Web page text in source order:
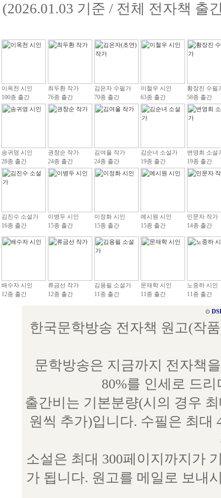
(2026.01.03 기준 / 전체 전자책 출
이옥천 시인
100종 출간
최두환 작가
76종 출간
김은자 수필가
70종 출간
이철우 시인
63종 출간
황장진 수필
58종 출간
송귀영 시인
28종 출간
권창순 작가
24종 출간
김여울 작가
24종 출간
김순녀 소설가
19종 출간
변영희 소설
19종 출간
김진수 소설가
16종 출간
이병두 시인
15종 출간
이정화 시인
15종 출간
예시원 시인
15종 출간
민문자 작가
14종 출간
배수자 시인
12종 출간
류금선 작가
12종 출간
김용필 소설가
11종 출간
문재학 시인
11종 출간
노중하 시인
11종 출간
⊙
한국문학방송 전자책 원고(작
문학방송은 지금까지 전자책
80%를 인세로 드
출간비는 기본분량(시의 경우
원씩 추가)입니다. 수필은 최대
소설은 최대 300페이지까지가
가 됩니다. 원고를 메일로 보내